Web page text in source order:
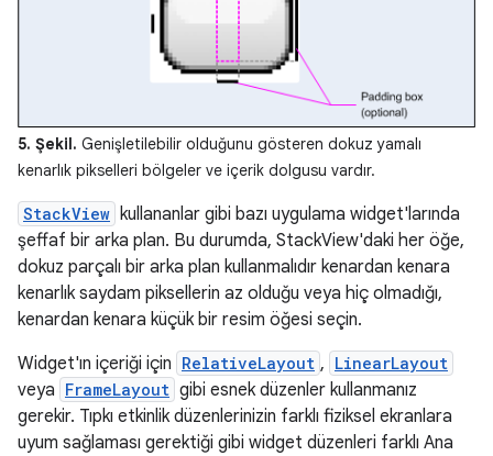
5. Şekil. Genişletilebilir olduğunu gösteren dokuz yamalı
kenarlık pikselleri bölgeler ve içerik dolgusu vardır.
StackView kullananlar gibi bazı uygulama widget'larında
şeffaf bir arka plan. Bu durumda, StackView'daki her öğe,
dokuz parçalı bir arka plan kullanmalıdır kenardan kenara
kenarlık saydam piksellerin az olduğu veya hiç olmadığı,
kenardan kenara küçük bir resim öğesi seçin.
Widget'ın içeriği için RelativeLayout , LinearLayout
veya FrameLayout gibi esnek düzenler kullanmanız
gerekir. Tıpkı etkinlik düzenlerinizin farklı fiziksel ekranlara
uyum sağlaması gerektiği gibi widget düzenleri farklı Ana